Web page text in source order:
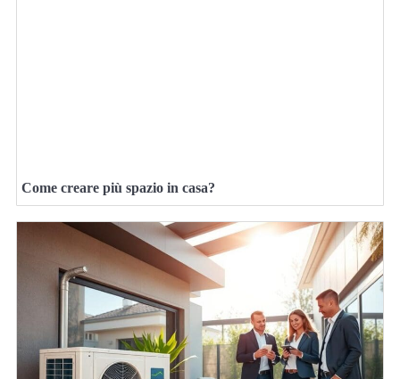
Come creare più spazio in casa?